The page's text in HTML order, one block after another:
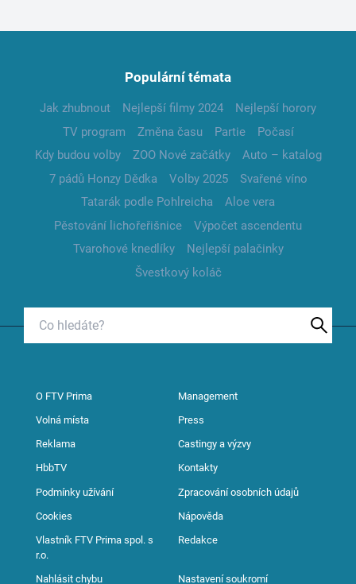
Populární témata
Jak zhubnout Nejlepší filmy 2024
Nejlepší horory
TV program
Změna času Partie
Počasí
Kdy budou volby
ZOO Nové začátky
Auto – katalog
7 pádů Honzy Dědka
Volby 2025
Svařené víno
Tatarák podle Pohlreicha
Aloe vera
Pěstování lichořeřišnice
Výpočet ascendentu
Tvarohové knedlíky
Nejlepší palačinky
Švestkový koláč
O FTV Prima Management
Volná místa Press
Reklama Castingy a výzvy
HbbTV Kontakty
Podmínky užívání Zpracování osobních údajů
Cookies Nápověda
Vlastník FTV Prima spol. s
r.o.
Redakce
Nahlásit chybu Nastavení soukromí